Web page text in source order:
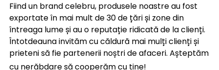
Fiind un brand celebru, produsele noastre au fost
exportate în mai mult de 30 de țări și zone din
întreaga lume și au o reputație ridicată de la clienți.
Întotdeauna invităm cu căldură mai mulți clienți și
prieteni să fie partenerii noștri de afaceri. Așteptăm
cu nerăbdare să cooperăm cu tine!